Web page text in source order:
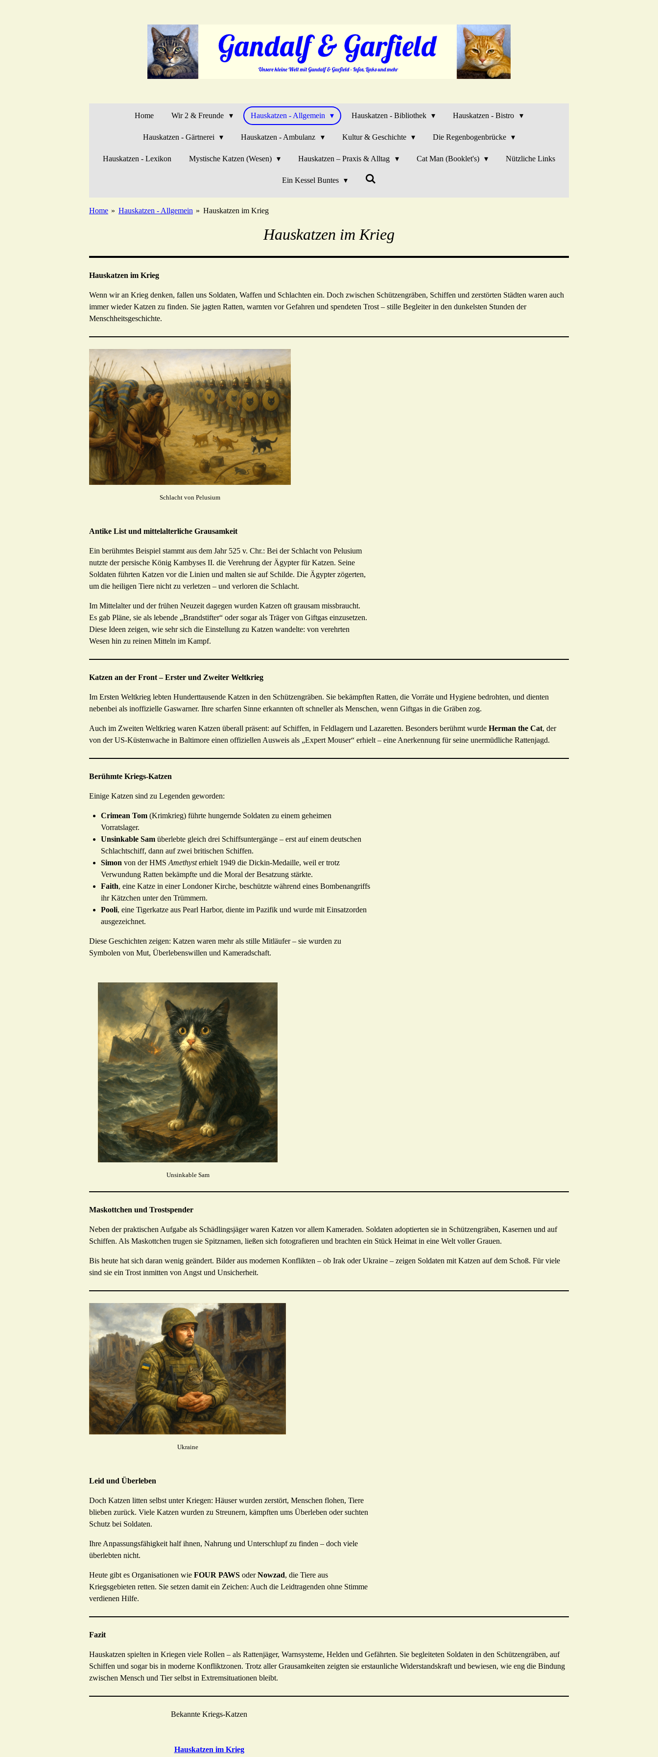
Home Wir 2 & Freunde Hauskatzen - Allgemein Hauskatzen - Bibliothek Hauskatzen - Bistro
Hauskatzen - Gärtnerei Hauskatzen - Ambulanz Kultur & Geschichte Die Regenbogenbrücke
Hauskatzen - Lexikon Mystische Katzen (Wesen) Hauskatzen – Praxis & Alltag Cat Man (Booklet's) Nützliche Links
Ein Kessel Buntes
Home » Hauskatzen - Allgemein » Hauskatzen im Krieg
Hauskatzen im Krieg
Hauskatzen im Krieg
Wenn wir an Krieg denken, fallen uns Soldaten, Waffen und Schlachten ein. Doch zwischen Schützengräben, Schiffen und zerstörten Städten waren auch
immer wieder Katzen zu finden. Sie jagten Ratten, warnten vor Gefahren und spendeten Trost – stille Begleiter in den dunkelsten Stunden der
Menschheitsgeschichte.
Schlacht von Pelusium
Antike List und mittelalterliche Grausamkeit
Ein berühmtes Beispiel stammt aus dem Jahr 525 v. Chr.: Bei der Schlacht von Pelusium
nutzte der persische König Kambyses II. die Verehrung der Ägypter für Katzen. Seine
Soldaten führten Katzen vor die Linien und malten sie auf Schilde. Die Ägypter zögerten,
um die heiligen Tiere nicht zu verletzen – und verloren die Schlacht.
Im Mittelalter und der frühen Neuzeit dagegen wurden Katzen oft grausam missbraucht.
Es gab Pläne, sie als lebende „Brandstifter“ oder sogar als Träger von Giftgas einzusetzen.
Diese Ideen zeigen, wie sehr sich die Einstellung zu Katzen wandelte: von verehrten
Wesen hin zu reinen Mitteln im Kampf.
Katzen an der Front – Erster und Zweiter Weltkrieg
Im Ersten Weltkrieg lebten Hunderttausende Katzen in den Schützengräben. Sie bekämpften Ratten, die Vorräte und Hygiene bedrohten, und dienten
nebenbei als inoffizielle Gaswarner. Ihre scharfen Sinne erkannten oft schneller als Menschen, wenn Giftgas in die Gräben zog.
Auch im Zweiten Weltkrieg waren Katzen überall präsent: auf Schiffen, in Feldlagern und Lazaretten. Besonders berühmt wurde Herman the Cat, der
von der US-Küstenwache in Baltimore einen offiziellen Ausweis als „Expert Mouser“ erhielt – eine Anerkennung für seine unermüdliche Rattenjagd.
Berühmte Kriegs-Katzen
Einige Katzen sind zu Legenden geworden:
Crimean Tom (Krimkrieg) führte hungernde Soldaten zu einem geheimen
Vorratslager.
Unsinkable Sam überlebte gleich drei Schiffsuntergänge – erst auf einem deutschen
Schlachtschiff, dann auf zwei britischen Schiffen.
Simon von der HMS Amethysterhielt 1949 die Dickin-Medaille, weil er trotz
Verwundung Ratten bekämpfte und die Moral der Besatzung stärkte.
Faith, eine Katze in einer Londoner Kirche, beschützte während eines Bombenangriffs
ihr Kätzchen unter den Trümmern.
Pooli, eine Tigerkatze aus Pearl Harbor, diente im Pazifik und wurde mit Einsatzorden
ausgezeichnet.
Diese Geschichten zeigen: Katzen waren mehr als stille Mitläufer – sie wurden zu
Symbolen von Mut, Überlebenswillen und Kameradschaft.
Unsinkable Sam
Maskottchen und Trostspender
Neben der praktischen Aufgabe als Schädlingsjäger waren Katzen vor allem Kameraden. Soldaten adoptierten sie in Schützengräben, Kasernen und auf
Schiffen. Als Maskottchen trugen sie Spitznamen, ließen sich fotografieren und brachten ein Stück Heimat in eine Welt voller Grauen.
Bis heute hat sich daran wenig geändert. Bilder aus modernen Konflikten – ob Irak oder Ukraine – zeigen Soldaten mit Katzen auf dem Schoß. Für viele
sind sie ein Trost inmitten von Angst und Unsicherheit.
Ukraine
Leid und Überleben
Doch Katzen litten selbst unter Kriegen: Häuser wurden zerstört, Menschen flohen, Tiere
blieben zurück. Viele Katzen wurden zu Streunern, kämpften ums Überleben oder suchten
Schutz bei Soldaten.
Ihre Anpassungsfähigkeit half ihnen, Nahrung und Unterschlupf zu finden – doch viele
überlebten nicht.
Heute gibt es Organisationen wie FOUR PAWS oderNowzad, die Tiere aus
Kriegsgebieten retten. Sie setzen damit ein Zeichen: Auch die Leidtragenden ohne Stimme
verdienen Hilfe.
Fazit
Hauskatzen spielten in Kriegen viele Rollen – als Rattenjäger, Warnsysteme, Helden und Gefährten. Sie begleiteten Soldaten in den Schützengräben, auf
Schiffen und sogar bis in moderne Konfliktzonen. Trotz aller Grausamkeiten zeigten sie erstaunliche Widerstandskraft und bewiesen, wie eng die Bindung
zwischen Mensch und Tier selbst in Extremsituationen bleibt.
Bekannte Kriegs-Katzen
Hauskatzen im Krieg